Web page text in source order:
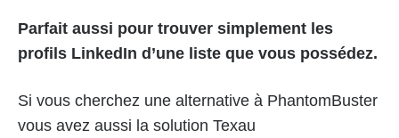
Parfait aussi pour trouver simplement les
profils LinkedIn d’une liste que vous possédez.
Si vous cherchez une alternative à PhantomBuster
vous avez aussi la solution Texau